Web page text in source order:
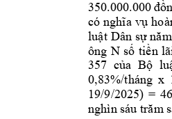
350.000.000
có nghĩa vụ
luật Dân sự
ông N số tiền
357 của Bộ lu
0,83%/tháng x
19/9/2025) =
nghìn sáu trăm